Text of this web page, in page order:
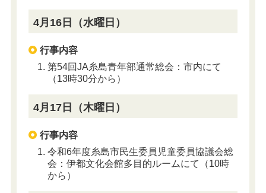
4月16日（水曜日）
行事内容
第54回JA糸島青年部通常総会：市内にて
（13時30分から）
4月17日（木曜日）
行事内容
令和6年度糸島市民生委員児童委員協議会総
会：伊都文化会館多目的ルームにて（10時
から）